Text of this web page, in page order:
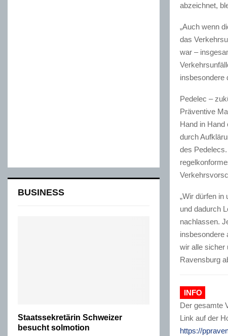
abzeichnet,
„Auch wenn
das
war –
insbesondere
Pedelec –
Präventive
Hand in Hand
durch
des
„Wir dürfen
und dadurch
nachlassen.
insbesondere
wir alle sicher
Ravensburg
INFO
Der gesamte
Link auf der
https://
BUSINESS
Staatssekretärin Schweizer
besucht solmotion